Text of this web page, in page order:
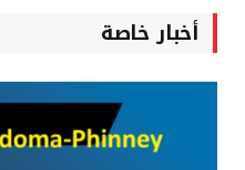
أخبار خاصة